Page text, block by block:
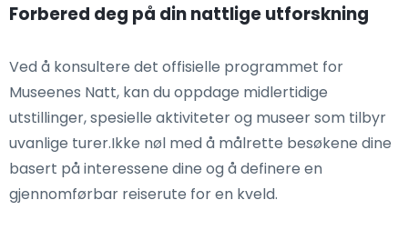
Forbered deg på din nattlige utforskning
Ved å konsultere det offisielle programmet for
Museenes Natt, kan du oppdage midlertidige
utstillinger, spesielle aktiviteter og museer som tilbyr
uvanlige turer.Ikke nøl med å målrette besøkene dine
basert på interessene dine og å definere en
gjennomførbar reiserute for en kveld.